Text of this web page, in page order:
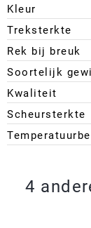
Kleur
Treksterkte
Rek bij breuk
Soortelijk
Kwaliteit
Scheursterkte
4